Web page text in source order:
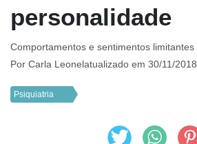
personalidade
Comportamentos e sentimentos limitantes
Por Carla Leonelatualizado em 30/11/2018
Psiquiatria